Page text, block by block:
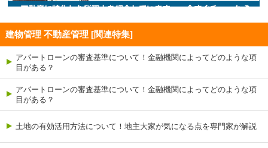
建物管理 不動産管理 [関連特集]
アパートローンの審査基準について！金融機関によってどのような項
目がある？
アパートローンの審査基準について！金融機関によってどのような項
目がある？
土地の有効活用方法について！地主大家が気になる点を専門家が解説